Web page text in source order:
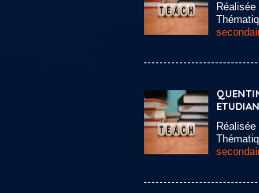
Réalisée
Réalisée